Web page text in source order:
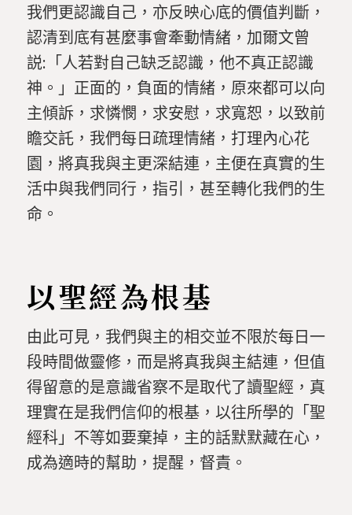
我們更認識自己，亦反映心底的價值判斷，
認清到底有甚麼事會牽動情緒，加爾文曾
説: 「人若對自己缺乏認識，他不真正認識
神。」正面的，負面的情緒，原來都可以向
主傾訴，求憐憫，求安慰，求寬恕，以致前
瞻交託，我們每日疏理情緒，打理內心花
園，將真我與主更深結連，主便在真實的生
活中與我們同行，指引，甚至轉化我們的生
命。
以聖經為根基
由此可見，我們與主的相交並不限於每日一
段時間做靈修，而是將真我與主結連，但值
得留意的是意識省察不是取代了讀聖經，真
理實在是我們信仰的根基，以往所學的「聖
經科」不等如要棄掉，主的話默默藏在心，
成為適時的幫助，提醒，督責。